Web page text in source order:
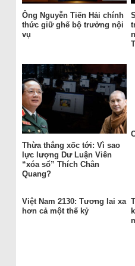
Ông Nguyễn Tiến Hải chính
thức giữ ghế bộ trưởng nội
vụ
Thừa thắng xốc tới: Vì sao
lực lượng Dư Luận Viên
“xóa sổ” Thích Chân
Quang?
Việt Nam 2130: Tương lai xa
hơn cả một thế kỷ